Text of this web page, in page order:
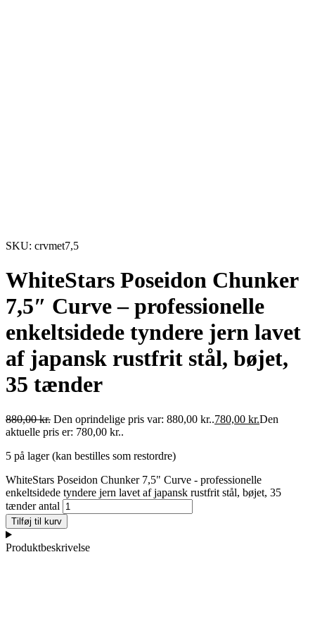
SKU: crvmet7,5
WhiteStars Poseidon Chunker
7,5″ Curve – professionelle
enkeltsidede tyndere jern lavet
af japansk rustfrit stål, bøjet,
35 tænder
880,00kr. Den oprindelige pris var: 880,00 kr..780,00 kr.Den
aktuelle pris er: 780,00 kr..
5 på lager (kan bestilles som restordre)
WhiteStars Poseidon Chunker 7,5" Curve - professionelle
enkeltsidede tyndere jern lavet af japansk rustfrit stål, bøjet, 35
tænder antal
Tilføj til kurv
Produktbeskrivelse